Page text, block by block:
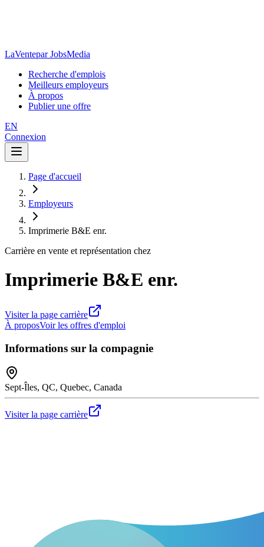
LaVentepar JobsMedia
Recherche d'emplois
Meilleurs employeurs
À propos
Publier une offre
EN
Connexion
Page d'accueil
Employeurs
Imprimerie B&E enr.
Carrière en vente et représentation chez
Imprimerie B&E enr.
Visiter la page carrière
À proposVoir les offres d'emploi
Informations sur la compagnie
Sept-Îles, QC, Quebec, Canada
Visiter la page carrière